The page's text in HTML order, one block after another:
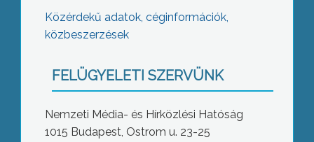
Közérdekű adatok, céginformációk,
közbeszerzések
FELÜGYELETI SZERVÜNK
Nemzeti Média- és Hírközlési Hatóság
1015 Budapest, Ostrom u. 23-25